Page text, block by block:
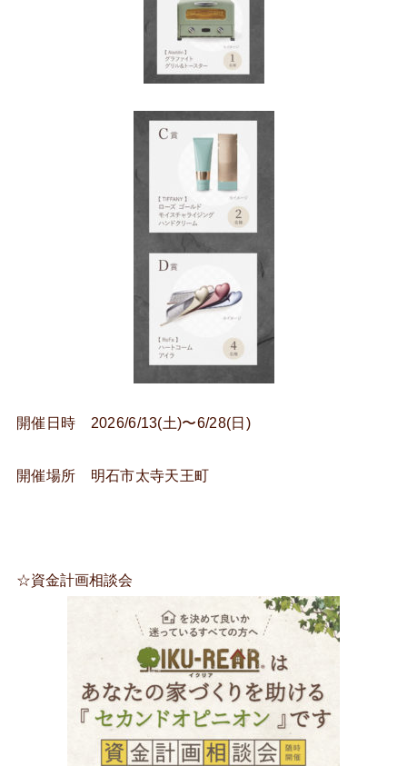
開催日時 2026/6/13(土)〜6/28(日)
開催場所 明石市太寺天王町
☆資金計画相談会